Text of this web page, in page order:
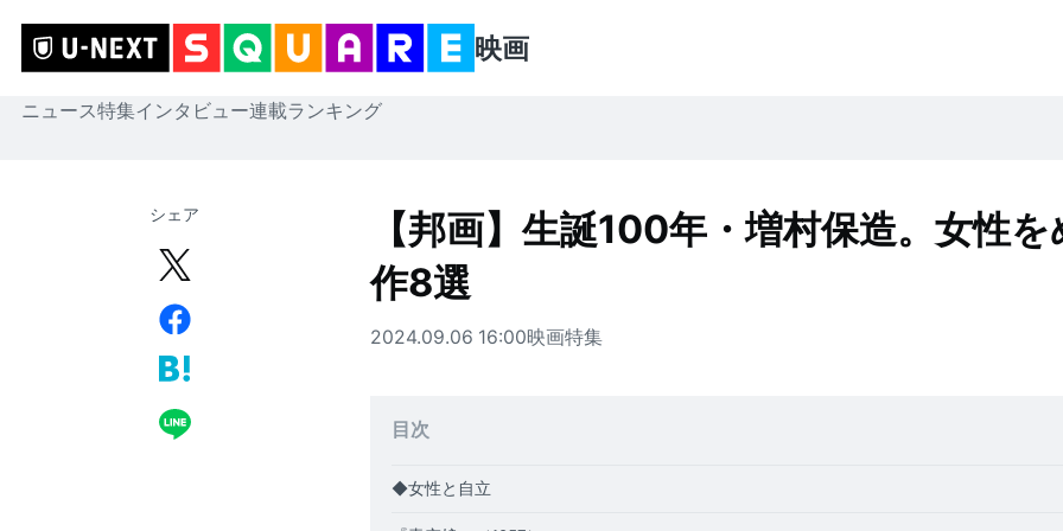
映画
ニュース特集インタビュー連載ランキング
シェア
【邦画】生誕100年・増村保造。女性
作8選
2024.09.06 16:00映画特集
目次
◆女性と自立